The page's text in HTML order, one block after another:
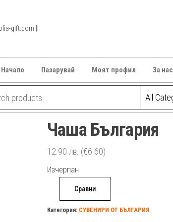
gift.com ||
Начало Пазарувай Моят профил За нас
Чаша България
12.90 лв. (€6.60)
Изчерпан
Сравни
Категория: СУВЕНИРИ ОТ БЪЛГАРИЯ